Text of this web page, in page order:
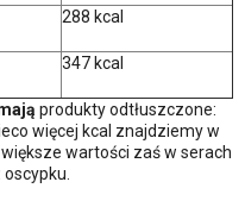
288 kcal
347 kcal
produkty odtłuszczone:
więcej kcal znajdziemy w
wartości zaś w serach